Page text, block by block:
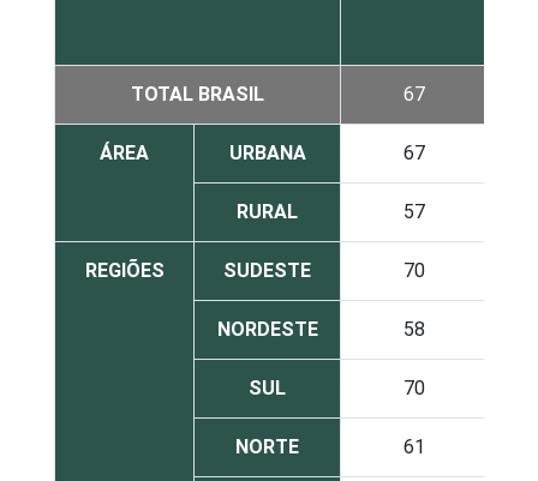
TOTAL BRASIL 67
ÁREA URBANA 67
RURAL 57
REGIÕES SUDESTE 70
NORDESTE 58
SUL 70
NORTE 61